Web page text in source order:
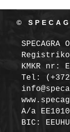
©
SPECAGRA
KMKR nr:
Tel:
A/a
BIC: